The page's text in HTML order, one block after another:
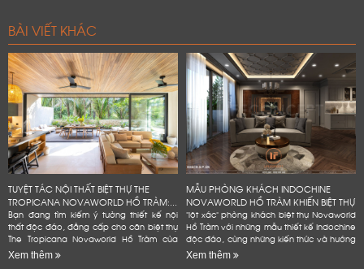
BÀI VIẾT KHÁC
TUYỆT TÁC NỘI THẤT BIỆT THỰ THE
TROPICANA NOVAWORLD HỒ TRÀM:...
Bạn đang tìm kiếm ý tưởng thiết kế nội
thất độc đáo, đẳng cấp cho căn biệt thự
The Tropicana Novaworld Hồ Tràm của
mình? Hãy để Lifeconcept đồng hành
Xem thêm
MẪU PHÒNG KHÁCH INDOCHINE
NOVAWORLD HỒ TRÀM KHIẾN BIỆT THỰ
"lột xác" phòng khách biệt thự Novaworld
Hồ Tràm với những mẫu thiết kế Indochine
độc đáo, cùng những kiến thức và hướng
dẫn chi tiết, dễ dàng áp dụng. Bạn
Xem thêm